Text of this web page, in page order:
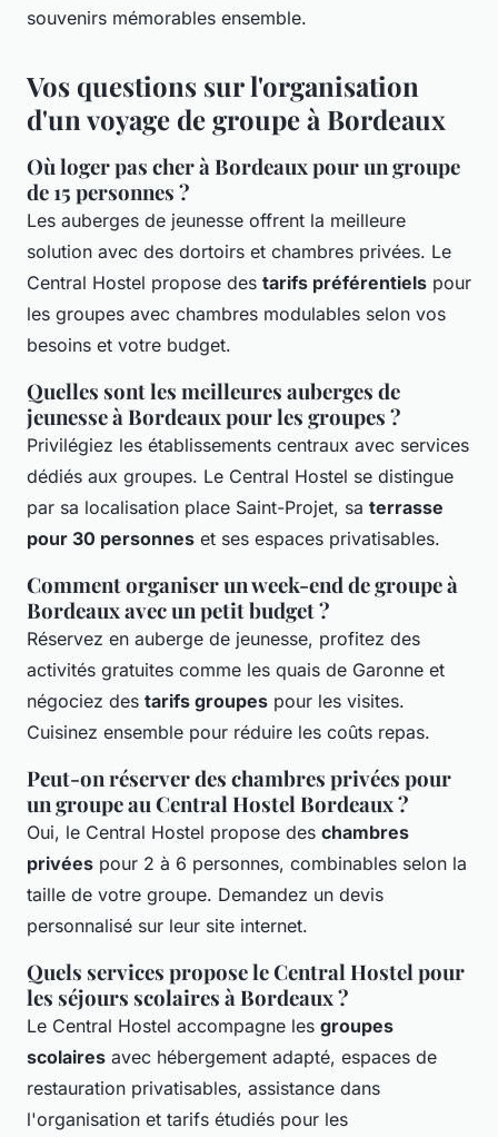
souvenirs mémorables ensemble.
Vos questions sur l'organisation
d'un voyage de groupe à Bordeaux
Où loger pas cher à Bordeaux pour un groupe
de 15 personnes ?
Les auberges de jeunesse offrent la meilleure
solution avec des dortoirs et chambres privées. Le
Central Hostel propose des tarifs préférentiels pour
les groupes avec chambres modulables selon vos
besoins et votre budget.
Quelles sont les meilleures auberges de
jeunesse à Bordeaux pour les groupes ?
Privilégiez les établissements centraux avec services
dédiés aux groupes. Le Central Hostel se distingue
par sa localisation place Saint-Projet, sa terrasse
pour 30 personnes et ses espaces privatisables.
Comment organiser un week-end de groupe à
Bordeaux avec un petit budget ?
Réservez en auberge de jeunesse, profitez des
activités gratuites comme les quais de Garonne et
négociez des tarifs groupes pour les visites.
Cuisinez ensemble pour réduire les coûts repas.
Peut-on réserver des chambres privées pour
un groupe au Central Hostel Bordeaux ?
Oui, le Central Hostel propose des chambres
privées pour 2 à 6 personnes, combinables selon la
taille de votre groupe. Demandez un devis
personnalisé sur leur site internet.
Quels services propose le Central Hostel pour
les séjours scolaires à Bordeaux ?
Le Central Hostel accompagne les groupes
scolaires avec hébergement adapté, espaces de
restauration privatisables, assistance dans
l'organisation et tarifs étudiés pour les